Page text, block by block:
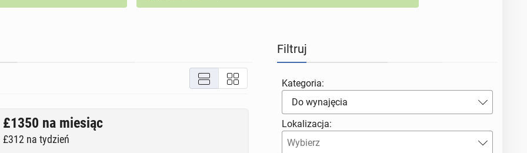
£1350 na miesiąc
£312 na tydzień
Filtruj
Kategoria:
Do wynajęcia
Lokalizacja: